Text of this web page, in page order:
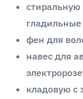
фен для
навес для
кладовую с